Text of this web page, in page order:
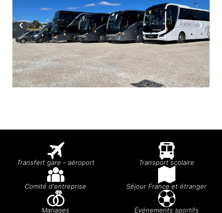
Transfert gare - aéroport Transport scolaire
Comité d'entreprise Séjour France et étranger
Mariages Événements sportifs